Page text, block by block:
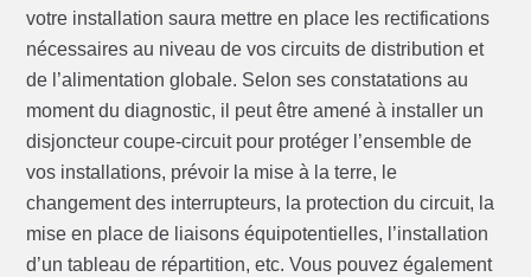
votre installation saura mettre en place les rectifications
nécessaires au niveau de vos circuits de distribution et
de l’alimentation globale. Selon ses constatations au
moment du diagnostic, il peut être amené à installer un
disjoncteur coupe-circuit pour protéger l’ensemble de
vos installations, prévoir la mise à la terre, le
changement des interrupteurs, la protection du circuit, la
mise en place de liaisons équipotentielles, l’installation
d’un tableau de répartition, etc. Vous pouvez également